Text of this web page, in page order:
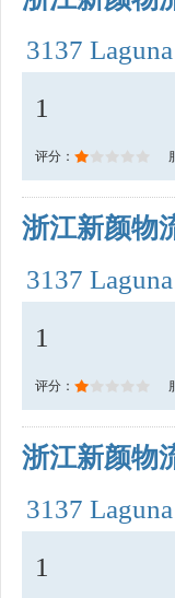
3137
1
评分：
浙江新颜物
3137
1
评分：
浙江新颜物
3137
1